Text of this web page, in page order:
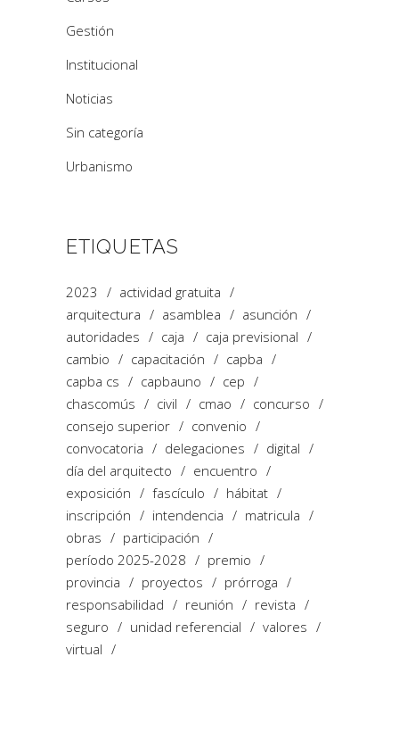
Gestión
Institucional
Noticias
Sin categoría
Urbanismo
ETIQUETAS
2023
actividad gratuita
arquitectura
asamblea
asunción
autoridades
caja
caja previsional
cambio
capacitación
capba
capba cs
capbauno
cep
chascomús
civil cmao
concurso
consejo superior
convenio
convocatoria
delegaciones
digital
día del arquitecto
encuentro
exposición
fascículo
hábitat
inscripción
intendencia
matricula
obras
participación
período 2025-2028
premio
provincia
proyectos
prórroga
responsabilidad
reunión
revista
seguro
unidad referencial
valores
virtual